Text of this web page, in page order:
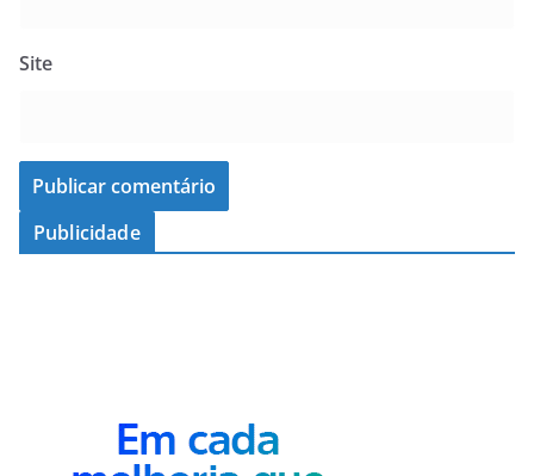
Site
Publicidade